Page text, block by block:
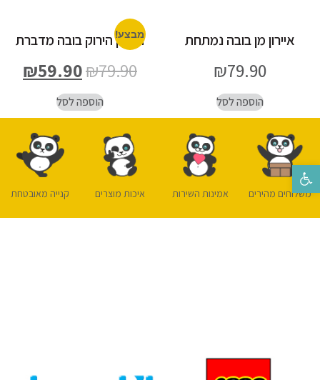
פתח סרגל נגישות
איירון מן בובה נמתחת
₪79.90
הוספה לסל
מבצע!
הענק הירוק בובה מדברת
₪79.90
₪59.90
הוספה לסל
משלוחים מהירים אמינות השירות איכות מוצרים קנייה מאובטחת